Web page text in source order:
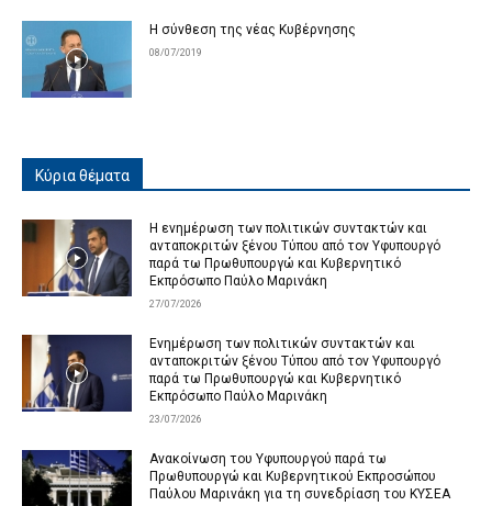
Η σύνθεση της νέας Κυβέρνησης
08/07/2019
Κύρια θέματα
Η ενημέρωση των πολιτικών συντακτών και
ανταποκριτών ξένου Τύπου από τον Υφυπουργό
παρά τω Πρωθυπουργώ και Κυβερνητικό
Εκπρόσωπο Παύλο Μαρινάκη
27/07/2026
Ενημέρωση των πολιτικών συντακτών και
ανταποκριτών ξένου Τύπου από τον Υφυπουργό
παρά τω Πρωθυπουργώ και Κυβερνητικό
Εκπρόσωπο Παύλο Μαρινάκη
23/07/2026
Ανακοίνωση του Υφυπουργού παρά τω
Πρωθυπουργώ και Κυβερνητικού Εκπροσώπου
Παύλου Μαρινάκη για τη συνεδρίαση του ΚΥΣΕΑ